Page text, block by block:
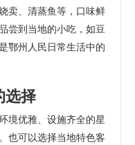
卖、清蒸鱼等，口味鲜
尝到当地的小吃，如豆
鄂州人民日常生活中的
选择
境优雅、设施齐全的星
也可以选择当地特色客